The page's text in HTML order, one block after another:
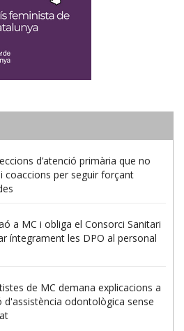
d’atenció primària que no
coaccions per seguir forçant
a MC i obliga el Consorci Sanitari
íntegrament les DPO al personal
de MC demana explicacions a
d'assistència odontològica sense